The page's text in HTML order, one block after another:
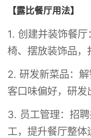
【露比餐厅用法】
1. 创建并装饰餐
椅、摆放装饰品，
2. 研发新菜品：
客口味偏好，研发
3. 员工管理：招
工，提升餐厅整体